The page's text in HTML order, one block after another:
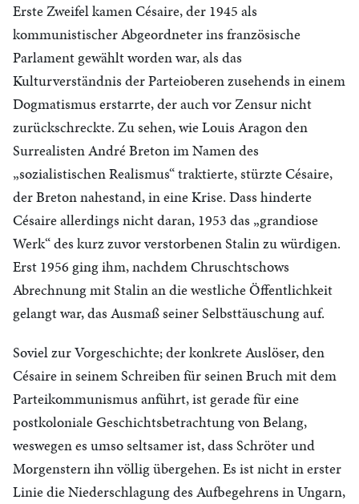
Erste Zweifel kamen Césaire, der 1945 als
kommunistischer Abgeordneter ins französische
Parlament gewählt worden war, als das
Kulturverständnis der Parteioberen zusehends in einem
Dogmatismus erstarrte, der auch vor Zensur nicht
zurückschreckte. Zu sehen, wie Louis Aragon den
Surrealisten André Breton im Namen des
„sozialistischen Realismus“ traktierte, stürzte Césaire,
der Breton nahestand, in eine Krise. Dass hinderte
Césaire allerdings nicht daran, 1953 das „grandiose
Werk“ des kurz zuvor verstorbenen Stalin zu würdigen.
Erst 1956 ging ihm, nachdem Chruschtschows
Abrechnung mit Stalin an die westliche Öffentlichkeit
gelangt war, das Ausmaß seiner Selbsttäuschung auf.
Soviel zur Vorgeschichte; der konkrete Auslöser, den
Césaire in seinem Schreiben für seinen Bruch mit dem
Parteikommunismus anführt, ist gerade für eine
postkoloniale Geschichtsbetrachtung von Belang,
weswegen es umso seltsamer ist, dass Schröter und
Morgenstern ihn völlig übergehen. Es ist nicht in erster
Linie die Niederschlagung des Aufbegehrens in Ungarn,